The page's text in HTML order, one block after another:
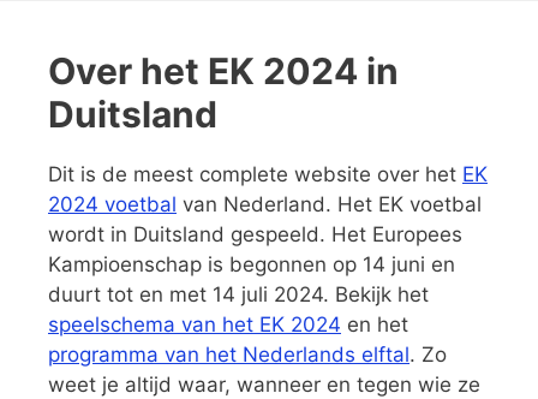
Over het EK 2024 in
Duitsland
Dit is de meest complete website over het EK
2024 voetbal van Nederland. Het EK voetbal
wordt in Duitsland gespeeld. Het Europees
Kampioenschap is begonnen op 14 juni en
duurt tot en met 14 juli 2024. Bekijk het
speelschema van het EK 2024 en het
programma van het Nederlands elftal. Zo
weet je altijd waar, wanneer en tegen wie ze